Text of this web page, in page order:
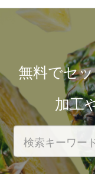
無料でセ
加工